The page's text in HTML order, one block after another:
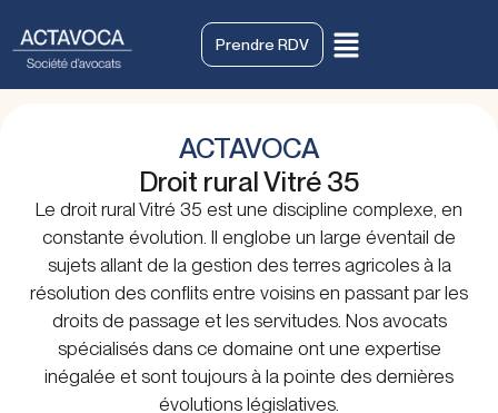
Prendre RDV
ACTAVOCA
Droit rural Vitré 35
Le droit rural Vitré 35 est une discipline complexe, en
constante évolution. Il englobe un large éventail de
sujets allant de la gestion des terres agricoles à la
résolution des conflits entre voisins en passant par les
droits de passage et les servitudes. Nos avocats
spécialisés dans ce domaine ont une expertise
inégalée et sont toujours à la pointe des dernières
évolutions législatives.